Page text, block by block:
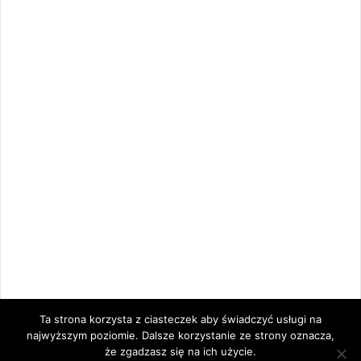
Ta strona korzysta z ciasteczek aby świadczyć usługi na
najwyższym poziomie. Dalsze korzystanie ze strony oznacza,
że zgadzasz się na ich użycie.